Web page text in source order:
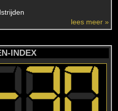
lees meer »
INDEX